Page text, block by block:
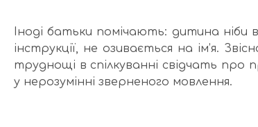
Іноді батьки помічають: дитина ніби
інструкції, не озивається на ім’я.
труднощі в спілкуванні свідчать про
у нерозумінні зверненого мовлення.